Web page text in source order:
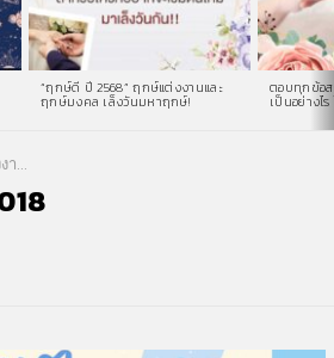
“ฤกษ์ดี ปี 2568” ฤกษ์แต่งงานและ
ฤกษ์มงคล เล็งวันมหาฤกษ์!
ตอบทุกข้อส
เป็นอย่างไร